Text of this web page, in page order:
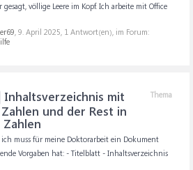
gesagt, völlige Leere im Kopf. Ich arbeite mit Office
, 9. April 2025, 1 Antwort(en), im Forum:
Thema
Inhaltsverzeichnis mit
und der Rest in
Zahlen
ich muss für meine Doktorarbeit ein Dokument
Vorgaben hat: - Titelblatt - Inhaltsverzeichnis